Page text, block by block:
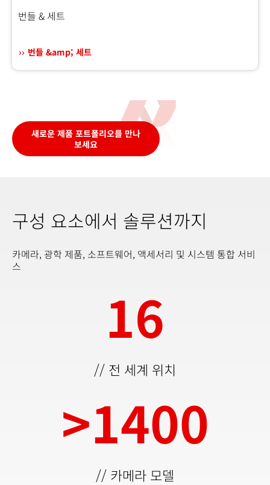
번들 & 세트
번들 &amp; 세트
새로운 제품 포트폴리오를 만나
보세요
구성 요소에서 솔루션까지
카메라, 광학 제품, 소프트웨어, 액세서리 및 시스템 통합 서비
스
16
// 전 세계 위치
>1400
// 카메라 모델